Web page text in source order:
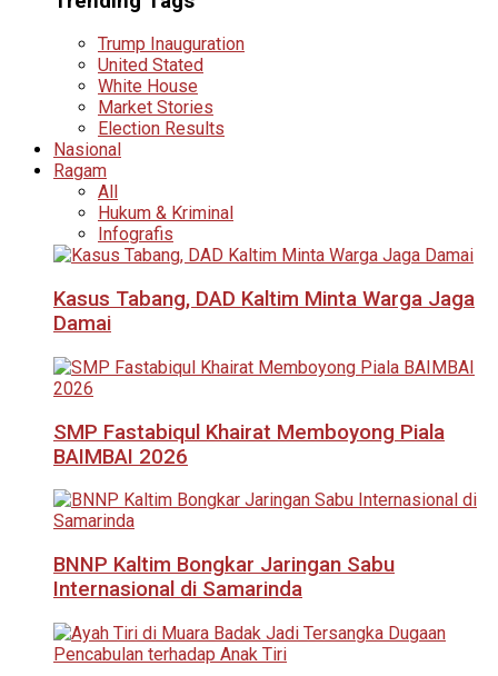
Trump Inauguration
United Stated
White House
Market Stories
Election Results
Nasional
Ragam
All
Hukum & Kriminal
Infografis
Kasus Tabang, DAD Kaltim Minta Warga Jaga
Damai
SMP Fastabiqul Khairat Memboyong Piala
BAIMBAI 2026
BNNP Kaltim Bongkar Jaringan Sabu
Internasional di Samarinda